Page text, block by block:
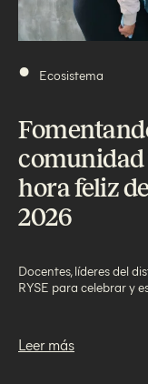
• Ecosistema
comunidad
hora feliz
2026
Docentes, líderes del
RYSE para celebrar y
Leer más